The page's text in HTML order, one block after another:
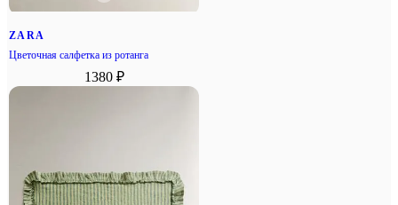
ZARA
Цветочная салфетка из ротанга
1380 ₽